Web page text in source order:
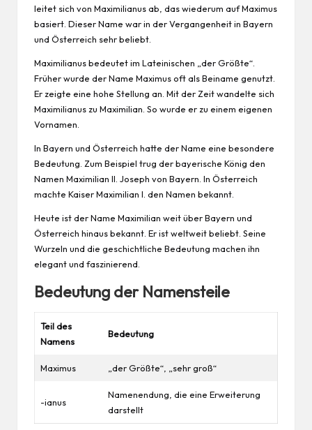
leitet sich von Maximilianus ab, das wiederum auf Maximus
basiert. Dieser Name war in der Vergangenheit in Bayern
und Österreich sehr beliebt.
Maximilianus bedeutet im Lateinischen „der Größte“.
Früher wurde der Name Maximus oft als Beiname genutzt.
Er zeigte eine hohe Stellung an. Mit der Zeit wandelte sich
Maximilianus zu Maximilian. So wurde er zu einem eigenen
Vornamen.
In Bayern und Österreich hatte der Name eine besondere
Bedeutung. Zum Beispiel trug der bayerische König den
Namen Maximilian II. Joseph von Bayern. In Österreich
machte Kaiser Maximilian I. den Namen bekannt.
Heute ist der Name Maximilian weit über Bayern und
Österreich hinaus bekannt. Er ist weltweit beliebt. Seine
Wurzeln und die geschichtliche Bedeutung machen ihn
elegant und faszinierend.
Bedeutung der Namensteile
Teil des
Namens
Bedeutung
Maximus „der Größte“, „sehr groß“
-ianus
Namenendung, die eine Erweiterung
darstellt